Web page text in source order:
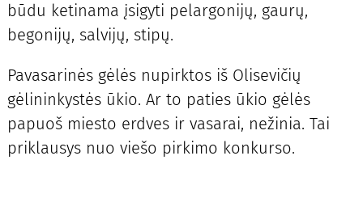
būdu ketinama įsigyti pelargonijų, gaurų,
begonijų, salvijų, stipų.
Pavasarinės gėlės nupirktos iš Olisevičių
gėlininkystės ūkio. Ar to paties ūkio gėlės
papuoš miesto erdves ir vasarai, nežinia. Tai
priklausys nuo viešo pirkimo konkurso.